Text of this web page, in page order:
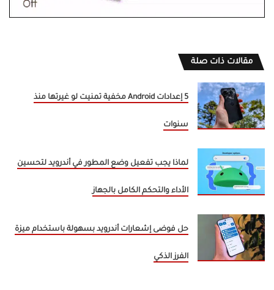
مقالات ذات صلة
5 إعدادات Android مخفية تمنيت لو غيرتها منذ
سنوات
لماذا يجب تفعيل وضع المطور في أندرويد لتحسين
الأداء والتحكم الكامل بالجهاز
حل فوضى إشعارات أندرويد بسهولة باستخدام ميزة
الفرز الذكي